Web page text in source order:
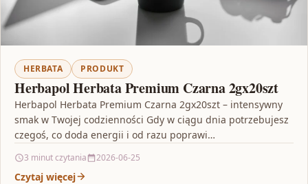
HERBATA PRODUKT
Herbapol Herbata Premium Czarna 2gx20szt
Herbapol Herbata Premium Czarna 2gx20szt – intensywny
smak w Twojej codzienności Gdy w ciągu dnia potrzebujesz
czegoś, co doda energii i od razu poprawi…
3 minut czytania 2026-06-25
Czytaj więcej